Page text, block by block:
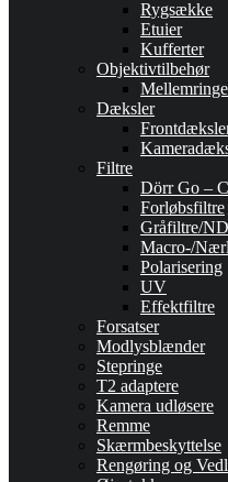
Rygsække
Etuier
Kufferter
Objektivtilbehør
Mellemringe
Dæksler
Filtre
Dörr Go –
Forløbsfiltre
Gråfiltre/ND
Macro-/
Polarisering
UV
Effektfiltre
Forsatser
Modlysblænder
Stepringe
T2 adaptere
Kamera udløsere
Remme
Skærmbeskyttelse
Rengøring og